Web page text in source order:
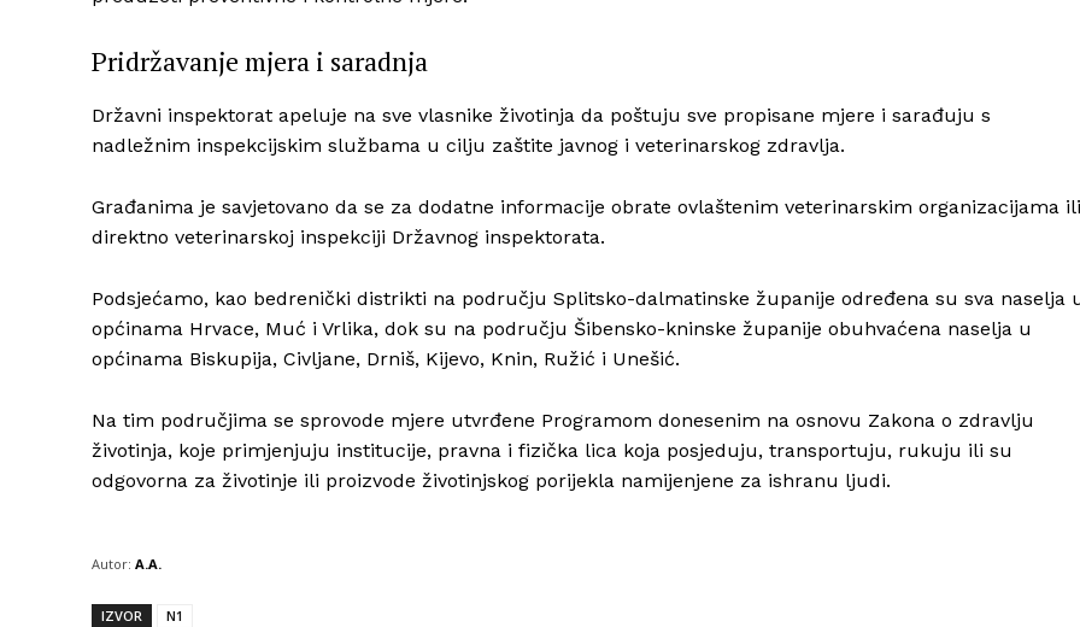
Pridržavanje mjera i saradnja
Državni inspektorat apeluje na sve vlasnike životinja da poštuju sve propisane mjere i sarađuju s
nadležnim inspekcijskim službama u cilju zaštite javnog i veterinarskog zdravlja.
Građanima je savjetovano da se za dodatne informacije obrate ovlaštenim veterinarskim organizacijama ili
direktno veterinarskoj inspekciji Državnog inspektorata.
Podsjećamo, kao bedrenički distrikti na području Splitsko-dalmatinske županije određena su sva naselja
općinama Hrvace, Muć i Vrlika, dok su na području Šibensko-kninske županije obuhvaćena naselja u
općinama Biskupija, Civljane, Drniš, Kijevo, Knin, Ružić i Unešić.
Na tim područjima se sprovode mjere utvrđene Programom donesenim na osnovu Zakona o zdravlju
životinja, koje primjenjuju institucije, pravna i fizička lica koja posjeduju, transportuju, rukuju ili su
odgovorna za životinje ili proizvode životinjskog porijekla namijenjene za ishranu ljudi.
Autor: A.A.
IZVOR N1